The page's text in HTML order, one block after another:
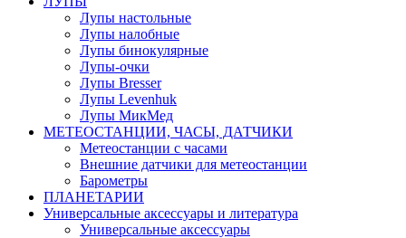
Лупы настольные
Лупы налобные
Лупы бинокулярные
Лупы-очки
Лупы Bresser
Лупы Levenhuk
Лупы МикМед
МЕТЕОСТАНЦИИ, ЧАСЫ, ДАТЧИКИ
Метеостанции с часами
Внешние датчики для метеостанции
Барометры
ПЛАНЕТАРИИ
Универсальные аксессуары и литература
Универсальные аксессуары